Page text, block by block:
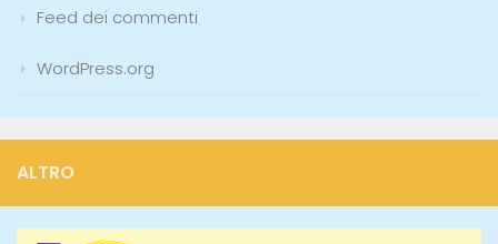
Feed dei commenti
WordPress.org
ALTRO